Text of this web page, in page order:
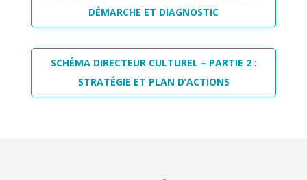
DÉMARCHE ET DIAGNOSTIC
SCHÉMA DIRECTEUR CULTUREL – PARTIE 2 :
STRATÉGIE ET PLAN D’ACTIONS